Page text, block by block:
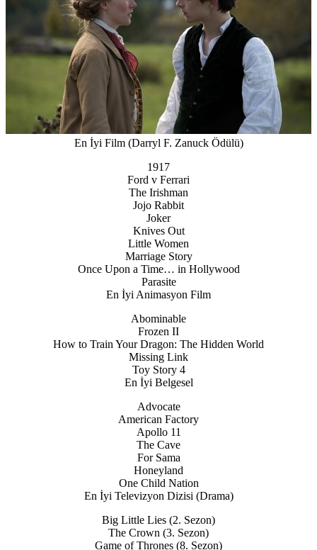
En İyi Film (Darryl F. Zanuck Ödülü)
1917
Ford v Ferrari
The Irishman
Jojo Rabbit
Joker
Knives Out
Little Women
Marriage Story
Once Upon a Time… in Hollywood
Parasite
En İyi Animasyon Film
Abominable
Frozen II
How to Train Your Dragon: The Hidden World
Missing Link
Toy Story 4
En İyi Belgesel
Advocate
American Factory
Apollo 11
The Cave
For Sama
Honeyland
One Child Nation
En İyi Televizyon Dizisi (Drama)
Big Little Lies (2. Sezon)
The Crown (3. Sezon)
Game of Thrones (8. Sezon)